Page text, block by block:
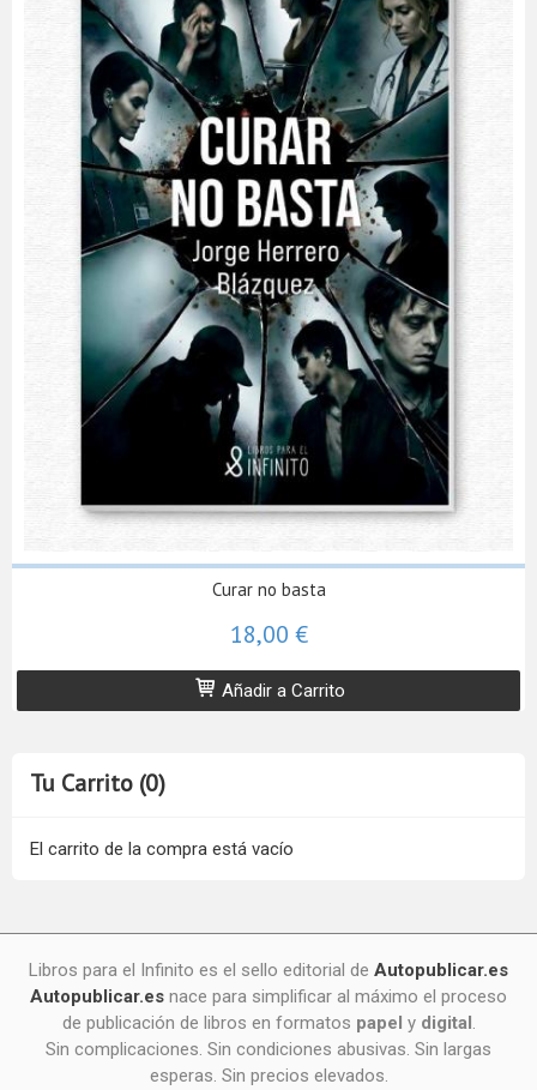
Tu Carrito (0)
El carrito de la compra está vacío
Curar no basta
18,00 €
Añadir a Carrito
Libros para el Infinito es el sello editorial de Autopublicar.es
Autopublicar.es nace para simplificar al máximo el proceso
de publicación de libros en formatos papel y digital.
Sin complicaciones. Sin condiciones abusivas. Sin largas
esperas. Sin precios elevados.